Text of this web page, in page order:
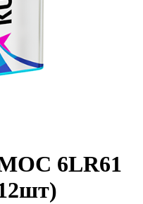
6LR61